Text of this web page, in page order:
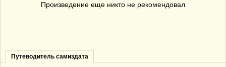
Произведение еще никто не рекомендовал
Путеводитель самиздата